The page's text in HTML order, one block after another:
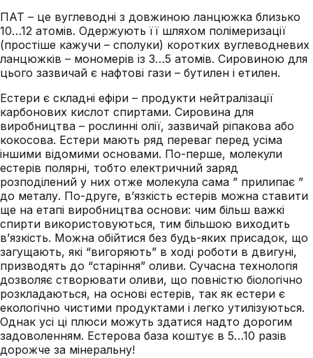
ПАТ – це вуглеводні з довжиною ланцюжка близько
10…12 атомів. Одержують її шляхом полімеризації
(простіше кажучи – сполуки) коротких вуглеводневих
ланцюжків – мономерів із 3…5 атомів. Сировиною для
цього зазвичай є нафтові гази – бутилен і етилен.
Естери є складні ефіри – продукти нейтралізації
карбонових кислот спиртами. Сировина для
виробництва – рослинні олії, зазвичай ріпакова або
кокосова. Естери мають ряд переваг перед усіма
іншими відомими основами. По-перше, молекули
естерів полярні, тобто електричний заряд
розподілений у них отже молекула сама ” прилипає ”
до металу. По-друге, в’язкість естерів можна ставити
ще на етапі виробництва основи: чим більш важкі
спирти використовуються, тим більшою виходить
в’язкість. Можна обійтися без будь-яких присадок, що
загущають, які “вигоряють” в ході роботи в двигуні,
призводять до “старіння” оливи. Сучасна технологія
дозволяє створювати оливи, що повністю біологічно
розкладаються, на основі естерів, так як естери є
екологічно чистими продуктами і легко утилізуються.
Однак усі ці плюси можуть здатися надто дорогим
задоволенням. Естерова база коштує в 5…10 разів
дорожче за мінеральну!